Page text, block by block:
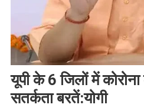
यूपी के 6 जिलों में
सतर्कता बरतें:योगी